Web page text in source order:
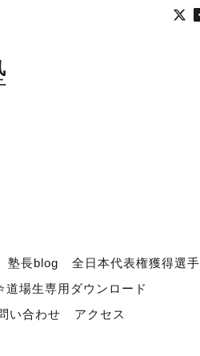
塾長blog
全日本代表権獲得選手
道場生専用ダウンロード
い合わせ アクセス